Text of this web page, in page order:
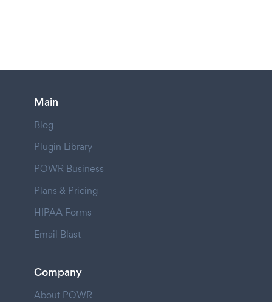
Main
Blog
Plugin Library
POWR Business
Plans & Pricing
HIPAA Forms
Email Blast
Company
About POWR